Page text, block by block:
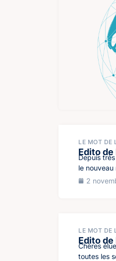
LE MOT DE
Edito
Depuis
le nouveau
2
LE MOT DE
Edito
Chères
toutes les